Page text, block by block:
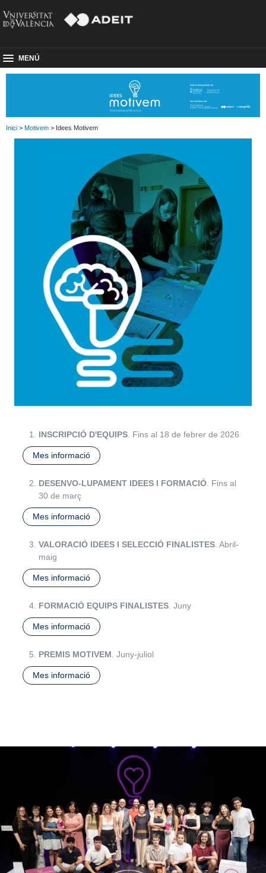
MENÚ
Inici > Motivem > Idees Motivem
INSCRIPCIÓ D'EQUIPS. Fins al 18 de febrer de 2026
Mes informació
DESENVO-LUPAMENT IDEES I FORMACIÓ. Fins al
30 de març
Mes informació
VALORACIÓ IDEES I SELECCIÓ FINALISTES. Abril-
maig
Mes informació
FORMACIÓ EQUIPS FINALISTES. Juny
Mes informació
PREMIS MOTIVEM . Juny-juliol
Mes informació